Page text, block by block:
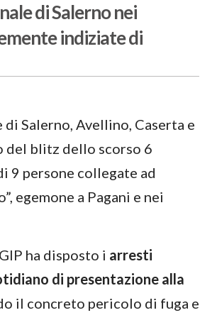
di Salerno nei
indiziate di
Salerno, Avellino, Caserta e
del blitz dello scorso 6
9 persone collegate ad
egemone a Pagani e nei
ha disposto i arresti
di presentazione alla
il concreto pericolo di fuga e